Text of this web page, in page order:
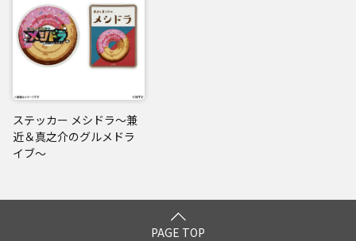
ステッカー メシドラ～兼
近＆真之介のグルメドラ
イブ～
PAGE TOP